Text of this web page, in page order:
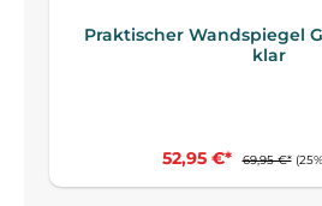
Praktischer Wandspiegel
klar
52,95 €* 69,95 €*